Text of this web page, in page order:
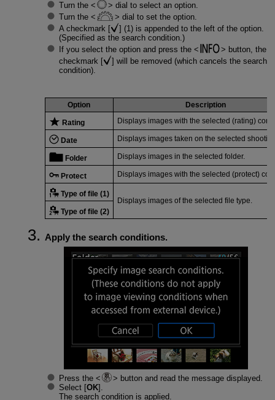
Turn the
dial to select an option.
Turn the
dial to set the option.
A checkmark [
] (1) is appended to the left of the option.
(Specified as the search condition.)
If you select the option and press the
button, the
checkmark [
] will be removed (which cancels the search
condition).
Option Description
Rating Displays images with the selected (rating)
Date Displays images taken on the selected
Folder Displays images in the selected folder.
Protect Displays images with the selected (protect)
Type of file (1)
Displays images of the selected file type.
Type of file (2)
Apply the search conditions.
Press the
button and read the message displayed.
Select [OK].
The search condition is applied.